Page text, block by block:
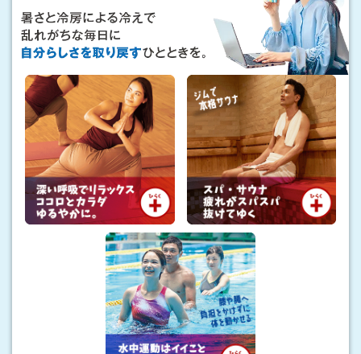
も
、
理
想
の
ス
タ
イ
い
「
私
の
避
暑
地
」